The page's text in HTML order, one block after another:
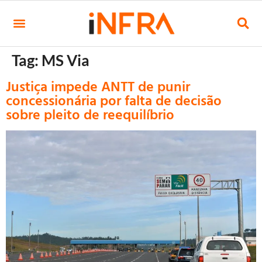
Tag: MS Via
Justiça impede ANTT de punir
concessionária por falta de decisão
sobre pleito de reequilíbrio